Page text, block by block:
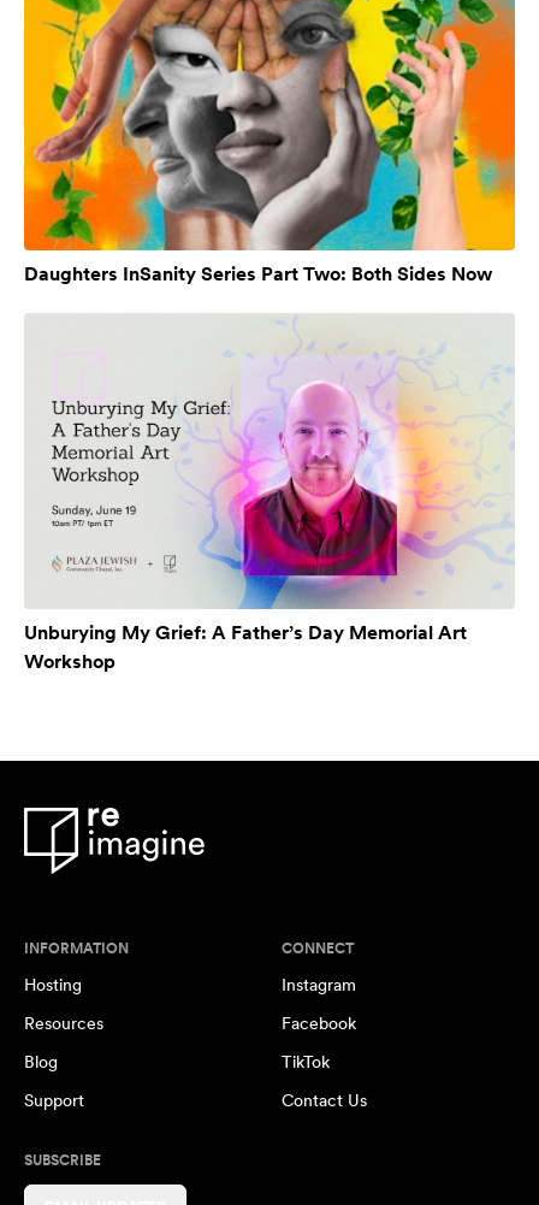
Daughters InSanity Series Part Two: Both Sides Now
Unburying My Grief: A Father’s Day Memorial Art
Workshop
INFORMATION
Hosting
Resources
Blog
Support
CONNECT
Instagram
Facebook
TikTok
Contact Us
SUBSCRIBE